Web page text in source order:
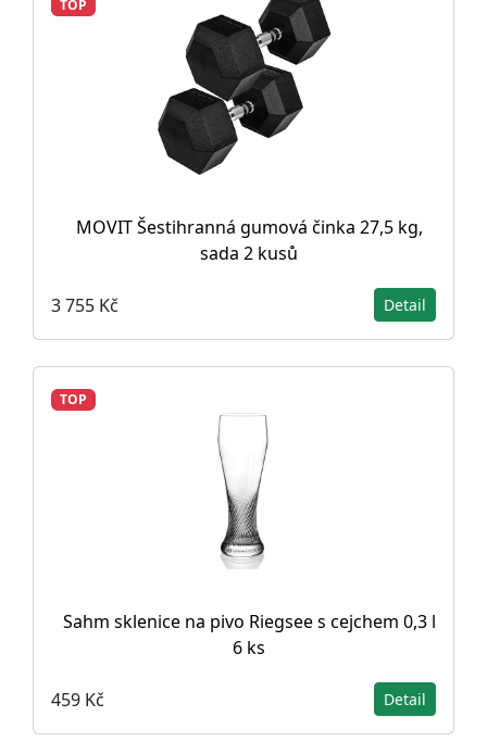
TOP
MOVIT Šestihranná gumová činka 27,5 kg,
sada 2 kusů
3 755 Kč Detail
TOP
Sahm sklenice na pivo Riegsee s cejchem 0,3 l
6 ks
459 Kč Detail